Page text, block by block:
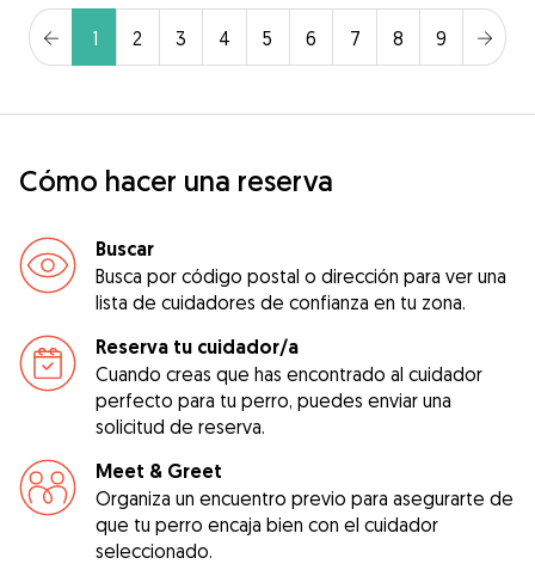
1 2 3 4 5 6 7 8 9
Cómo hacer una reserva
Buscar
Busca por código postal o dirección para ver una
lista de cuidadores de confianza en tu zona.
Reserva tu cuidador/a
Cuando creas que has encontrado al cuidador
perfecto para tu perro, puedes enviar una
solicitud de reserva.
Meet & Greet
Organiza un encuentro previo para asegurarte de
que tu perro encaja bien con el cuidador
seleccionado.